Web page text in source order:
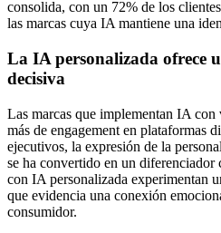
consolida, con un 72% de los
las marcas cuya IA mantiene una
La IA personalizada ofrece
decisiva
Las marcas que implementan IA
más de engagement en plataformas
ejecutivos, la expresión de la
se ha convertido en un diferenciador
con IA personalizada experimentan
que evidencia una conexión
consumidor.